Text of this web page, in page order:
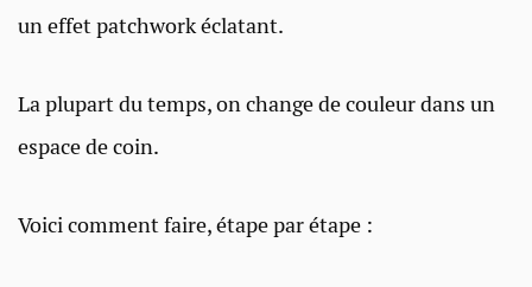
un effet patchwork éclatant.
La plupart du temps, on change de couleur dans un
espace de coin.
Voici comment faire, étape par étape :